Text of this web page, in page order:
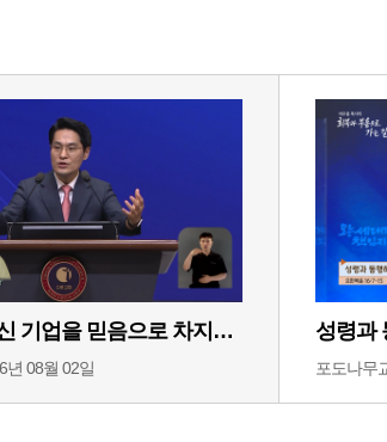
하나님이 주신 기업을 믿음으로 차지하라
년 08월 02일
성령과
포도나무